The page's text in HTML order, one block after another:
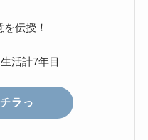
伝授！
活計7年目
ラっ